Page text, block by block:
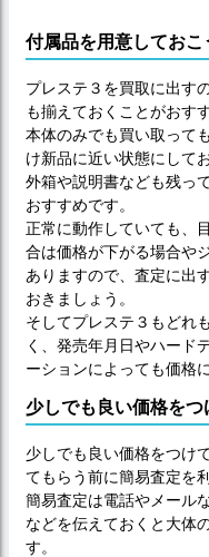
付属品を用意しておこ
プレステ３を買取に出す
も揃えておくことがおす
本体のみでも買い取って
け新品に近い状態にして
外箱や説明書なども残っ
おすすめです。
正常に動作していても、
合は価格が下がる場合や
ありますので、査定に出
おきましょう。
そしてプレステ３もどれ
く、発売年月日やハード
ーションによっても価格
少しでも良い価格をつ
少しでも良い価格をつけ
てもらう前に簡易査定を
簡易査定は電話やメール
などを伝えておくと大体
す。